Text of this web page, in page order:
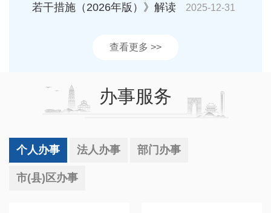
若干措施（2026年版）》解读
2025-12-31
查看更多 >>
办事服务
个人办事 法人办事 部门办事
市(县)区办事